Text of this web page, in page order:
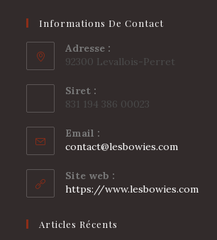
Informations De Contact
Adresse :
92300 Levallois-Perret
Siret :
831 194 386 00023
Email :
contact@lesbowies.com
Site web :
https://www.lesbowies.com
Articles Récents